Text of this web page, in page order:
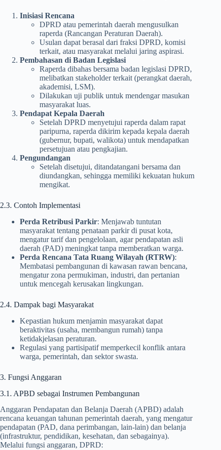
Inisiasi Rencana
DPRD atau pemerintah daerah mengusulkan
raperda (Rancangan Peraturan Daerah).
Usulan dapat berasal dari fraksi DPRD, komisi
terkait, atau masyarakat melalui jaring aspirasi.
Pembahasan di Badan Legislasi
Raperda dibahas bersama badan legislasi DPRD,
melibatkan stakeholder terkait (perangkat daerah,
akademisi, LSM).
Dilakukan uji publik untuk mendengar masukan
masyarakat luas.
Pendapat Kepala Daerah
Setelah DPRD menyetujui raperda dalam rapat
paripurna, raperda dikirim kepada kepala daerah
(gubernur, bupati, walikota) untuk mendapatkan
persetujuan atau pengkajian.
Pengundangan
Setelah disetujui, ditandatangani bersama dan
diundangkan, sehingga memiliki kekuatan hukum
mengikat.
2.3. Contoh Implementasi
Perda Retribusi Parkir: Menjawab tuntutan
masyarakat tentang penataan parkir di pusat kota,
mengatur tarif dan pengelolaan, agar pendapatan asli
daerah (PAD) meningkat tanpa memberatkan warga.
Perda Rencana Tata Ruang Wilayah (RTRW):
Membatasi pembangunan di kawasan rawan bencana,
mengatur zona permukiman, industri, dan pertanian
untuk mencegah kerusakan lingkungan.
2.4. Dampak bagi Masyarakat
Kepastian hukum menjamin masyarakat dapat
beraktivitas (usaha, membangun rumah) tanpa
ketidakjelasan peraturan.
Regulasi yang partisipatif memperkecil konflik antara
warga, pemerintah, dan sektor swasta.
3. Fungsi Anggaran
3.1. APBD sebagai Instrumen Pembangunan
Anggaran Pendapatan dan Belanja Daerah (APBD) adalah
rencana keuangan tahunan pemerintah daerah, yang mengatur
pendapatan (PAD, dana perimbangan, lain-lain) dan belanja
(infrastruktur, pendidikan, kesehatan, dan sebagainya).
Melalui fungsi anggaran, DPRD: